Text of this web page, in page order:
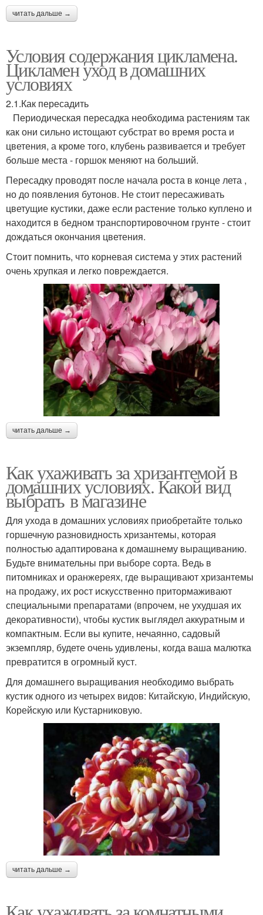
читать дальше →
Условия содержания цикламена.
Цикламен уход в домашних
условиях
2.1.Как пересадить
Периодическая пересадка необходима растениям так
как они сильно истощают субстрат во время роста и
цветения, а кроме того, клубень развивается и требует
больше места - горшок меняют на больший.
Пересадку проводят после начала роста в конце лета ,
но до появления бутонов. Не стоит пересаживать
цветущие кустики, даже если растение только куплено и
находится в бедном транспортировочном грунте - стоит
дождаться окончания цветения.
Стоит помнить, что корневая система у этих растений
очень хрупкая и легко повреждается.
читать дальше →
Как ухаживать за хризантемой в
домашних условиях. Какой вид
выбрать в магазине
Для ухода в домашних условиях приобретайте только
горшечную разновидность хризантемы, которая
полностью адаптирована к домашнему выращиванию.
Будьте внимательны при выборе сорта. Ведь в
питомниках и оранжереях, где выращивают хризантемы
на продажу, их рост искусственно притормаживают
специальными препаратами (впрочем, не ухудшая их
декоративности), чтобы кустик выглядел аккуратным и
компактным. Если вы купите, нечаянно, садовый
экземпляр, будете очень удивлены, когда ваша малютка
превратится в огромный куст.
Для домашнего выращивания необходимо выбрать
кустик одного из четырех видов: Китайскую, Индийскую,
Корейскую или Кустарниковую.
читать дальше →